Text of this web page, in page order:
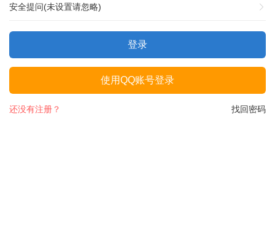
安全提问(未设置请忽略)
登录
使用QQ账号登录
找回密码
还没有注册？